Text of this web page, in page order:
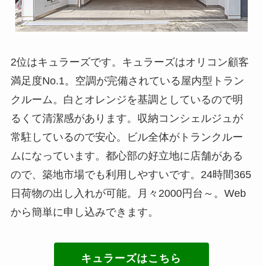
2位はキュラーズです。キュラーズはオリコン顧客
満足度No.1。空調が完備されている屋内型トラン
クルーム。白とオレンジを基調としているので明
るくて清潔感があります。収納コンシェルジュが
常駐しているので安心。ビル全体がトランクルー
ムになっています。都心部の好立地に店舗がある
ので、築地市場でも利用しやすいです。24時間365
日荷物の出し入れが可能。月々2000円台～。Web
から簡単に申し込みできます。
キュラーズはこちら